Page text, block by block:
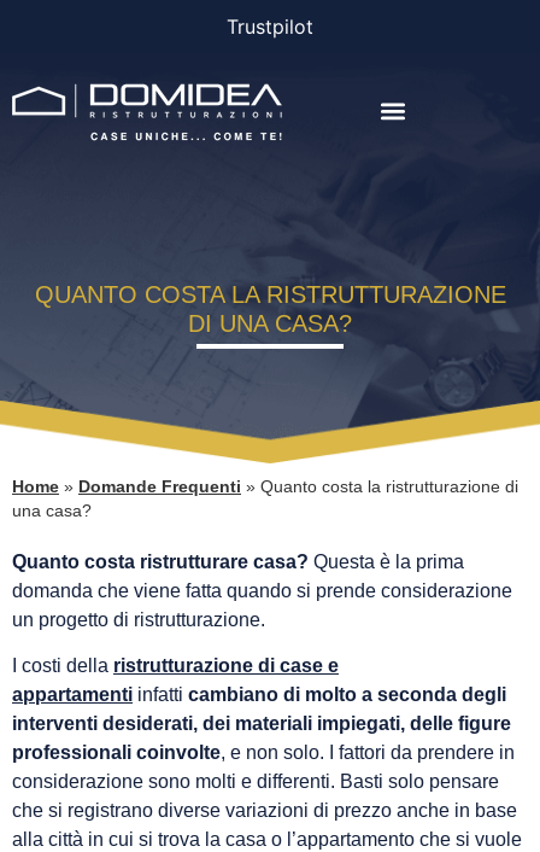
Trustpilot
QUANTO COSTA LA RISTRUTTURAZIONE
DI UNA CASA?
Home » Domande Frequenti » Quanto costa la ristrutturazione di
una casa?
Quanto costa ristrutturare casa? Questa è la prima
domanda che viene fatta quando si prende considerazione
un progetto di ristrutturazione.
I costi della ristrutturazione di case e
appartamenti infatti cambiano di molto a seconda degli
interventi desiderati, dei materiali impiegati, delle figure
professionali coinvolte, e non solo. I fattori da prendere in
considerazione sono molti e differenti. Basti solo pensare
che si registrano diverse variazioni di prezzo anche in base
alla città in cui si trova la casa o l’appartamento che si vuole